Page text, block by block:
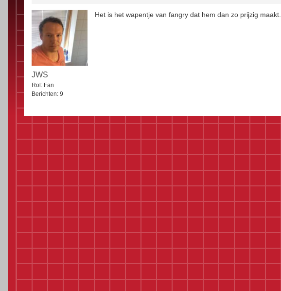
JWS
Rol: Fan
Berichten: 9
Het is het wapentje van fangry dat hem dan zo prijzig